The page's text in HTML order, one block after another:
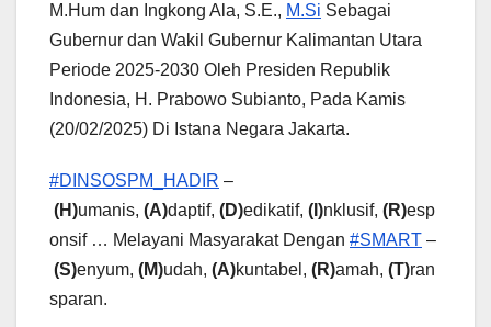
M.Hum dan Ingkong Ala, S.E., M.Si Sebagai
Gubernur dan Wakil Gubernur Kalimantan Utara
Periode 2025-2030 Oleh Presiden Republik
Indonesia, H. Prabowo Subianto, Pada Kamis
(20/02/2025) Di Istana Negara Jakarta.
#DINSOSPM_HADIR –
(H)umanis, (A)daptif, (D)edikatif, (I)nklusif, (R)esp
onsif … Melayani Masyarakat Dengan #SMART –
(S)enyum, (M)udah, (A)kuntabel, (R)amah, (T)ran
sparan.